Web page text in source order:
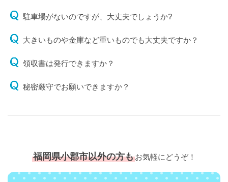
駐車場がないのですが、大丈夫でしょうか?
大きいものや金庫など重いものでも大丈夫ですか？
領収書は発行できますか？
秘密厳守でお願いできますか？
福岡県小郡市以外の方もお気軽にどうぞ！